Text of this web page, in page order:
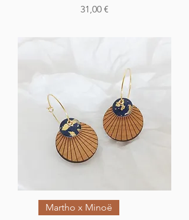
Prix
31,00 €
Martho x Minoë